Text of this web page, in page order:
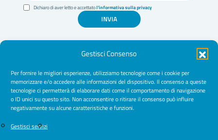
Gestisci Consenso
Per fornire le migliori esperienze, utilizziamo tecnologie come i cookie per
memorizzare e/o accedere alle informazioni del dispositivo. Il consenso a queste
tecnologie ci permetterà di elaborare dati come il comportamento di navigazione
o ID unici su questo sito. Non acconsentire o ritirare il consenso può influire
negativamente su alcune caratteristiche e funzioni.
Gestisci servizi
Dichiaro di aver letto e accettatol'informativa sulla privacy
INVIA
Amministrazione Trasparente
Normative
Cookie Policy